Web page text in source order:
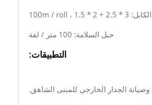
الكابل: 3 * 2.5 + 2 * 1.5 ، 100m / roll
حبل السلامة: 100 متر / لفة
التطبيقات: